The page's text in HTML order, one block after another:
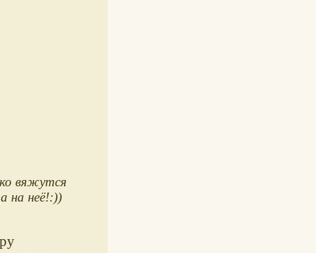
вяжутся
на неё!:))